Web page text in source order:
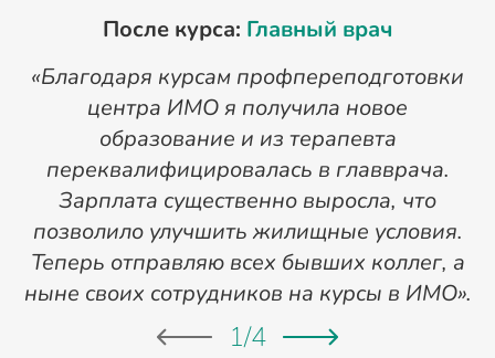
После курса: Главный врач
«Благодаря курсам профпереподготовки
центра ИМО я получила новое
образование и из терапевта
переквалифицировалась в главврача.
Зарплата существенно выросла, что
позволило улучшить жилищные условия.
Теперь отправляю всех бывших коллег, а
ныне своих сотрудников на курсы в ИМО».
1/4